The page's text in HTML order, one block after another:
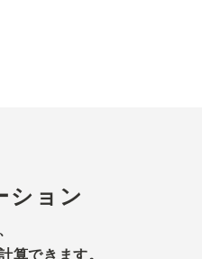
ション
算できます。